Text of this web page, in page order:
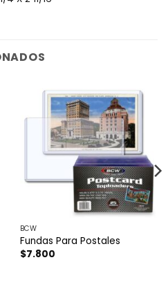
BCW
Fundas Para Postales
$7.800